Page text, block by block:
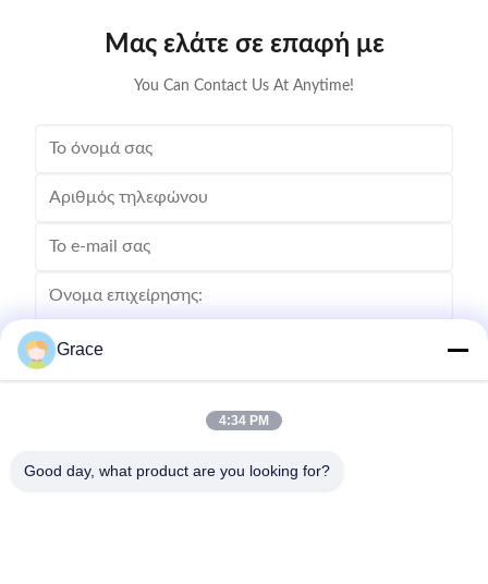
Μας ελάτε σε επαφή με
You Can Contact Us At Anytime!
Στείλετε
Grace
4:34 PM
Good day, what product are you looking for?